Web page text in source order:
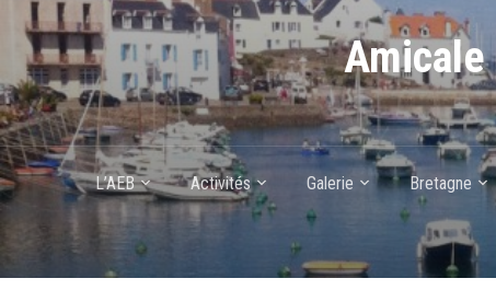
Amicale
L’AEB Activités Galerie Bretagne